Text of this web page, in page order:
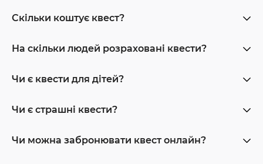
Скільки коштує квест?
На скільки людей розраховані квести?
Чи є квести для дітей?
Чи є страшні квести?
Чи можна забронювати квест онлайн?